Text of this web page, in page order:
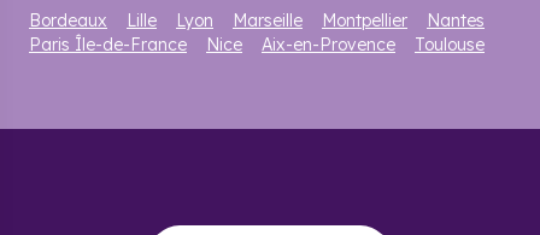
l’immobilier neuf à
L'émergence de plusieurs
Bordeaux Lille Lyon Marseille Montpellier
Nantes
Paris Île-de-France
Nice Aix-en-Provence Toulouse